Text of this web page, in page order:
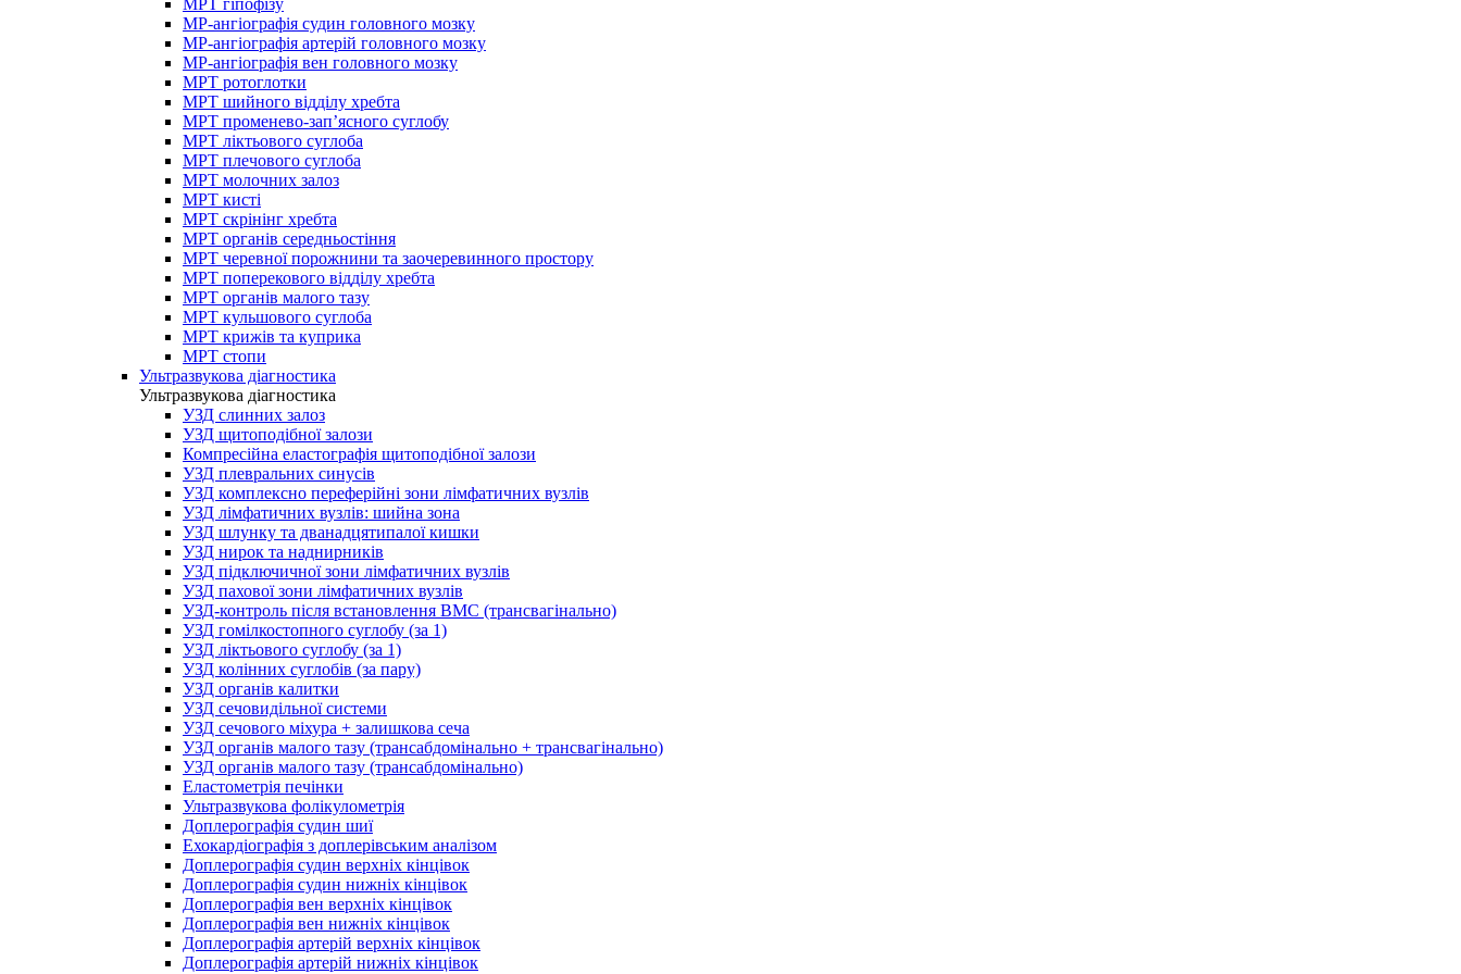
МРТ гіпофізу
МР-ангіографія судин головного мозку
МР-ангіографія артерій головного мозку
МР-ангіографія вен головного мозку
МРТ ротоглотки
МРТ шийного відділу хребта
МРТ променево-зап’ясного суглобу
МРТ ліктьового суглоба
МРТ плечового суглоба
МРТ молочних залоз
МРТ кисті
МРТ скрінінг хребта
МРТ органів середньостіння
МРТ черевної порожнини та заочеревинного простору
МРТ поперекового відділу хребта
МРТ органів малого тазу
МРТ кульшового суглоба
МРТ крижів та куприка
МРТ стопи
Ультразвукова діагностика
Ультразвукова діагностика
УЗД слинних залоз
УЗД щитоподібної залози
Компресійна еластографія щитоподібної залози
УЗД плевральних синусів
УЗД комплексно переферійні зони лімфатичних вузлів
УЗД лімфатичних вузлів: шийна зона
УЗД шлунку та дванадцятипалої кишки
УЗД нирок та наднирників
УЗД підключичної зони лімфатичних вузлів
УЗД пахової зони лімфатичних вузлів
УЗД-контроль після встановлення ВМС (трансвагінально)
УЗД гомілкостопного суглобу (за 1)
УЗД ліктьового суглобу (за 1)
УЗД колінних суглобів (за пару)
УЗД органів калитки
УЗД сечовидільної системи
УЗД сечового міхура + залишкова сеча
УЗД органів малого тазу (трансабдомінально + трансвагінально)
УЗД органів малого тазу (трансабдомінально)
Еластометрія печінки
Ультразвукова фолікулометрія
Доплерографія судин шиї
Ехокардіографія з доплерівським аналізом
Доплерографія судин верхніх кінцівок
Доплерографія судин нижніх кінцівок
Доплерографія вен верхніх кінцівок
Доплерографія вен нижніх кінцівок
Доплерографія артерій верхніх кінцівок
Доплерографія артерій нижніх кінцівок